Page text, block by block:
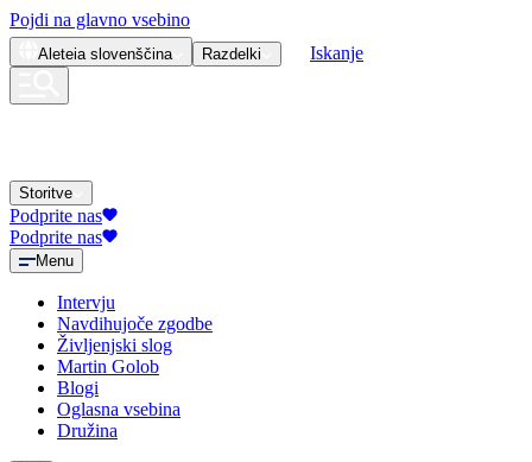
Pojdi na glavno vsebino
Aleteia slovenščina Razdelki Iskanje
Storitve
Podprite nas
Podprite nas
Menu
Intervju
Navdihujoče zgodbe
Življenjski slog
Martin Golob
Blogi
Oglasna vsebina
Družina